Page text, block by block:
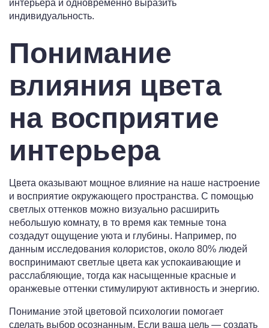
интерьера и одновременно выразить
индивидуальность.
Понимание
влияния цвета
на восприятие
интерьера
Цвета оказывают мощное влияние на наше настроение
и восприятие окружающего пространства. С помощью
светлых оттенков можно визуально расширить
небольшую комнату, в то время как темные тона
создадут ощущение уюта и глубины. Например, по
данным исследования колористов, около 80% людей
воспринимают светлые цвета как успокаивающие и
расслабляющие, тогда как насыщенные красные и
оранжевые оттенки стимулируют активность и энергию.
Понимание этой цветовой психологии помогает
сделать выбор осознанным. Если ваша цель — создать